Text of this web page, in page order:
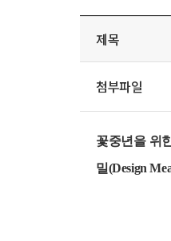
제목
첨부파일
꽃중년을 위
밀(Design